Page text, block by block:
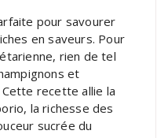
pour savourer
en saveurs. Pour
rien de tel
et
recette allie la
la richesse des
sucrée du